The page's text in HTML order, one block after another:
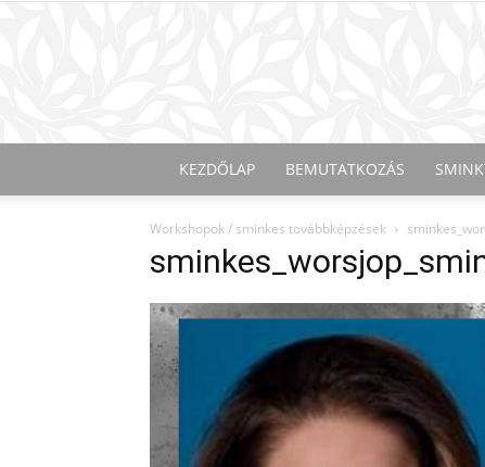
KEZDŐLAP BEMUTATKOZÁS
Workshopok / sminkes továbbképzések